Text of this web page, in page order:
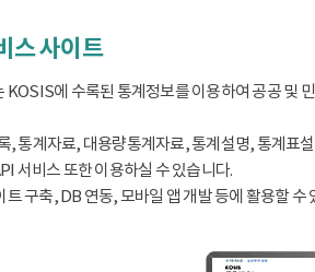
스 사이트
에 수록된 통계정보를 이용하여 공공 및
, 통계자료, 대용량통계자료, 통계설명, 통계표
서비스 또한 이용하실 수 있습니다.
구축, DB 연동, 모바일 앱 개발 등에 활용할 수